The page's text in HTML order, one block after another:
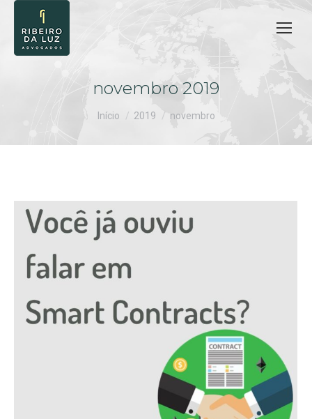
novembro 2019
Você está aqui:
Início 2019 novembro